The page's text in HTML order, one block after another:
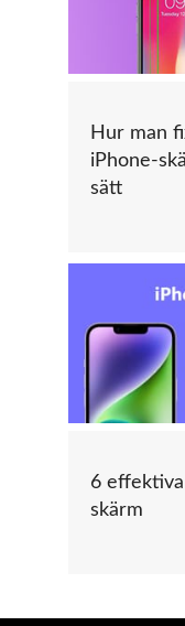
Hur man
iPhone-
sätt
6
skärm